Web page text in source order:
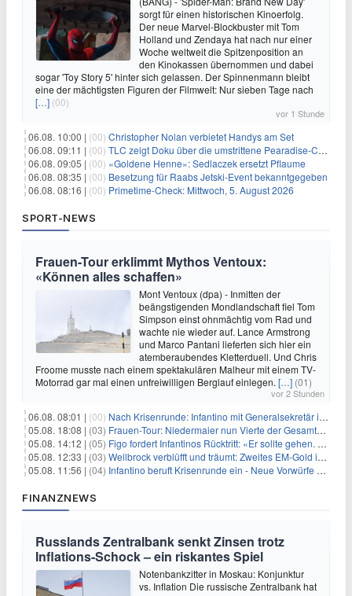
sorgt für einen historischen Kinoerfolg.
Der neue Marvel-Blockbuster mit Tom
Holland und Zendaya hat nach nur einer
Woche weltweit die Spitzenposition an
den Kinokassen übernommen und dabei
sogar 'Toy Story 5' hinter sich gelassen. Der Spinnenmann bleibt
eine der mächtigsten Figuren der Filmwelt: Nur sieben Tage nach
[…] (00)
vor 1 Stunde
06.08. 10:00 | (00) Christopher Nolan verbietet Handys am Set
06.08. 09:11 | (00) TLC zeigt Doku über die umstrittene Pearadise-Community
06.08. 09:05 | (00) «Goldene Henne»: Sedlaczek ersetzt Pflaume
06.08. 08:35 | (00) Besetzung für Raabs Jetski-Event bekanntgegeben
06.08. 08:16 | (00) Primetime-Check: Mittwoch, 5. August 2026
SPORT-NEWS
Frauen-Tour erklimmt Mythos Ventoux:
«Können alles schaffen»
Mont Ventoux (dpa) - Inmitten der
beängstigenden Mondlandschaft fiel Tom
Simpson einst ohnmächtig vom Rad und
wachte nie wieder auf. Lance Armstrong
und Marco Pantani lieferten sich hier ein
atemberaubendes Kletterduell. Und Chris
Froome musste nach einem spektakulären Malheur mit einem TV-
Motorrad gar mal einen unfreiwilligen Berglauf einlegen. […] (01)
vor 2 Stunden
06.08. 08:01 | (00) Nach Krisenrunde: Infantino mit Generalsekretär im Stadion
05.08. 18:08 | (03) Frauen-Tour: Niedermaier nun Vierte der Gesamtwertung
05.08. 14:12 | (05) Figo fordert Infantinos Rücktritt: «Er sollte gehen. Jetzt»
05.08. 12:33 | (03) Wellbrock verblüfft und träumt: Zweites EM-Gold in Paris
05.08. 11:56 | (04) Infantino beruft Krisenrunde ein - Neue Vorwürfe gegen FIFA
FINANZNEWS
Russlands Zentralbank senkt Zinsen trotz
Inflations-Schock – ein riskantes Spiel
Notenbankzitter in Moskau: Konjunktur
vs. Inflation Die russische Zentralbank hat